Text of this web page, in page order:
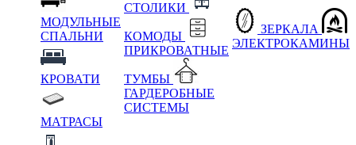
МОДУЛЬНЫЕ
СПАЛЬНИ
КРОВАТИ
МАТРАСЫ
СТОЛИКИ
КОМОДЫ
ПРИКРОВАТНЫЕ
ТУМБЫ
ГАРДЕРОБНЫЕ
СИСТЕМЫ
ЗЕРКАЛА
ЭЛЕКТРОКАМИНЫ